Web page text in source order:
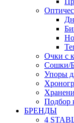
Очки с
Сошки/
Упоры
Подбор
БРЕНДЫ
4